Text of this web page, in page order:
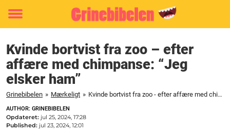
Toggle
Kvinde bortvist fra zoo – efter
affære med chimpanse: “Jeg
elsker ham”
Grinebibelen » Mærkeligt » Kvinde bortvist fra zoo - efter affære med chimpanse: "Jeg elsker ham"
AUTHOR: GRINEBIBELEN
Opdateret: jul 25, 2024, 17:28
Published: jul 23, 2024, 12:01